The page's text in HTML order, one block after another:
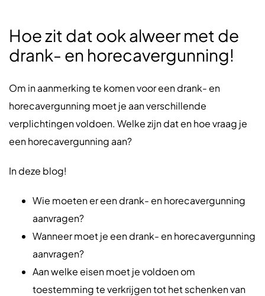
Hoe zit dat ook alweer met de
drank- en horecavergunning!
Om in aanmerking te komen voor een drank- en
horecavergunning moet je aan verschillende
verplichtingen voldoen. Welke zijn dat en hoe vraag je
een horecavergunning aan?
In deze blog!
Wie moeten er een drank- en horecavergunning
aanvragen?
Wanneer moet je een drank- en horecavergunning
aanvragen?
Aan welke eisen moet je voldoen om
toestemming te verkrijgen tot het schenken van